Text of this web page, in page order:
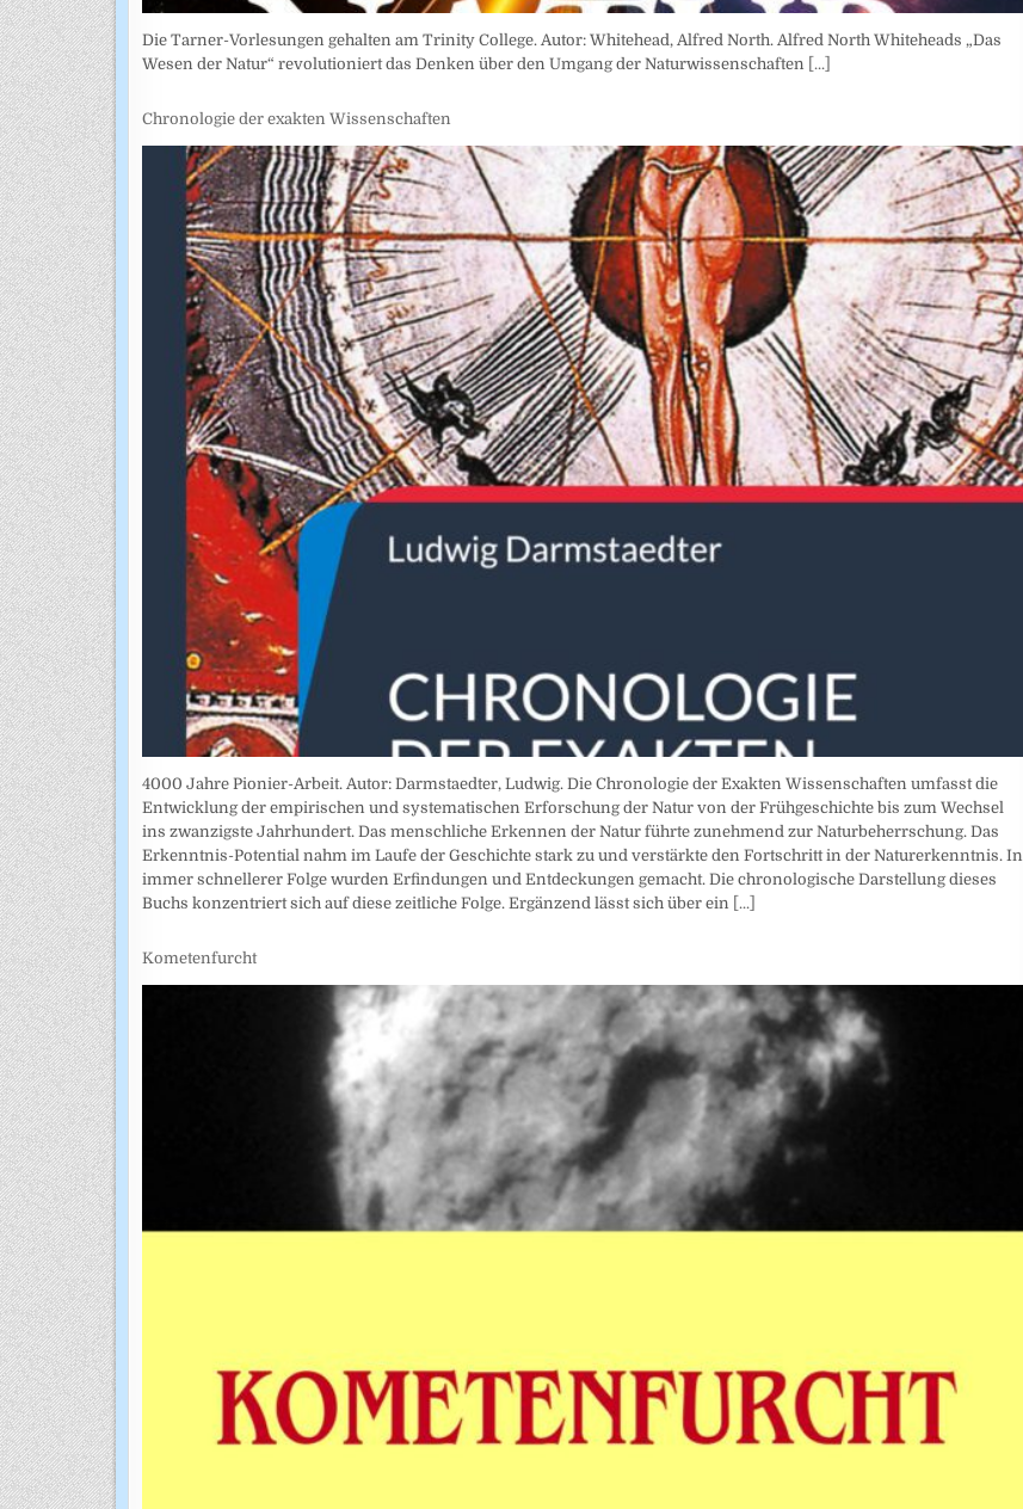
Die Tarner-Vorlesungen gehalten am Trinity College. Autor: Whitehead, Alfred North. Alfred North Whiteheads „Das
Wesen der Natur“ revolutioniert das Denken über den Umgang der Naturwissenschaften [...]
Chronologie der exakten Wissenschaften
4000 Jahre Pionier-Arbeit. Autor: Darmstaedter, Ludwig. Die Chronologie der Exakten Wissenschaften umfasst die
Entwicklung der empirischen und systematischen Erforschung der Natur von der Frühgeschichte bis zum Wechsel
ins zwanzigste Jahrhundert. Das menschliche Erkennen der Natur führte zunehmend zur Naturbeherrschung. Das
Erkenntnis-Potential nahm im Laufe der Geschichte stark zu und verstärkte den Fortschritt in der Naturerkenntnis. In
immer schnellerer Folge wurden Erfindungen und Entdeckungen gemacht. Die chronologische Darstellung dieses
Buchs konzentriert sich auf diese zeitliche Folge. Ergänzend lässt sich über ein [...]
Kometenfurcht